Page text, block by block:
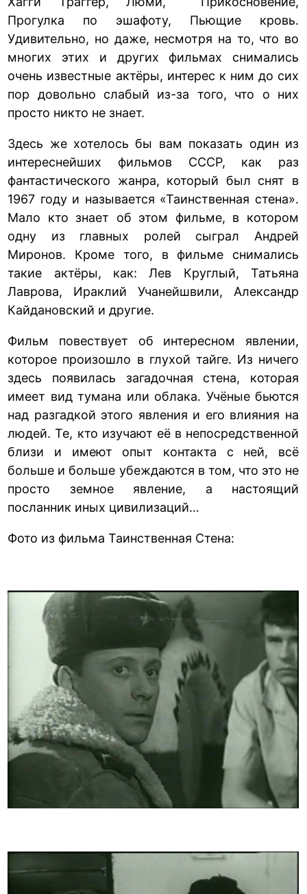
Прогулка по эшафоту, Пьющие кровь.
Удивительно, но даже, несмотря на то, что во
многих этих и других фильмах снимались
очень известные актёры, интерес к ним до сих
пор довольно слабый из-за того, что о них
просто никто не знает.
Здесь же хотелось бы вам показать один из
интереснейших фильмов СССР, как раз
фантастического жанра, который был снят в
1967 году и называется «Таинственная стена».
Мало кто знает об этом фильме, в котором
одну из главных ролей сыграл Андрей
Миронов. Кроме того, в фильме снимались
такие актёры, как: Лев Круглый, Татьяна
Лаврова, Ираклий Учанейшвили, Александр
Кайдановский и другие.
Фильм повествует об интересном явлении,
которое произошло в глухой тайге. Из ничего
здесь появилась загадочная стена, которая
имеет вид тумана или облака. Учёные бьются
над разгадкой этого явления и его влияния на
людей. Те, кто изучают её в непосредственной
близи и имеют опыт контакта с ней, всё
больше и больше убеждаются в том, что это не
просто земное явление, а настоящий
посланник иных цивилизаций…
Фото из фильма Таинственная Стена: